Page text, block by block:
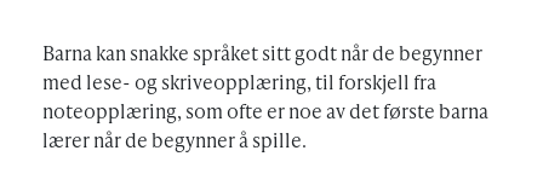
Barna kan snakke språket sitt godt når de begynner
med lese- og skriveopplæring, til forskjell fra
noteopplæring, som ofte er noe av det første barna
lærer når de begynner å spille.